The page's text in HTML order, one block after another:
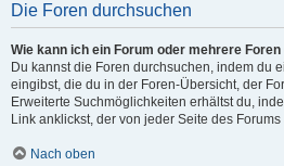
Die Foren durchsuchen
Wie kann ich ein Forum oder mehrere
Du kannst die Foren durchsuchen, indem du
eingibst, die du in der Foren-Übersicht, der
Erweiterte Suchmöglichkeiten erhältst du,
Link anklickst, der von jeder Seite des
Nach oben